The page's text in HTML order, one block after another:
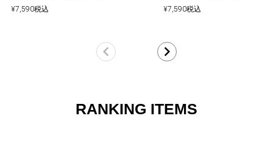
¥7,590税込
¥7,590税込
RANKING ITEMS